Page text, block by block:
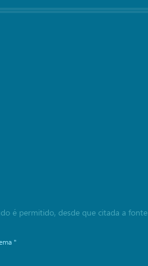
é permitido, desde que citada a fonte
"